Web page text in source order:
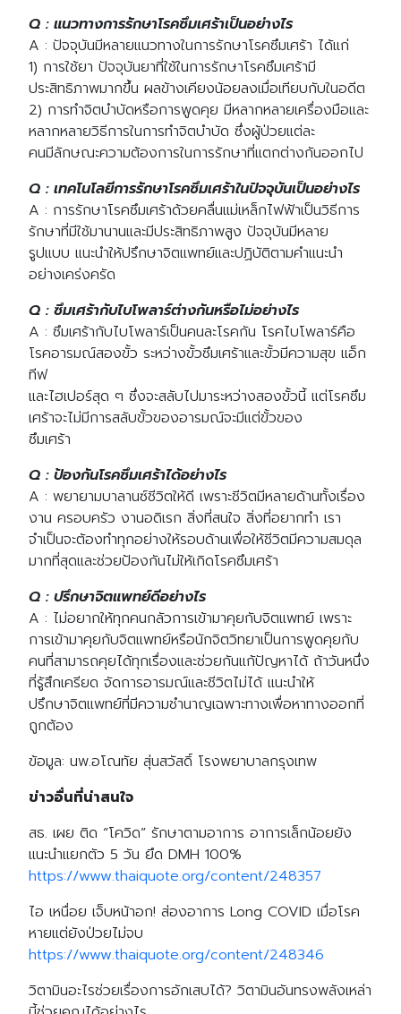
Q : แนวทางการรักษาโรคซึมเศร้าเป็นอย่างไร
A : ปัจจุบันมีหลายแนวทางในการรักษาโรคซึมเศร้า ได้แก่
1) การใช้ยา ปัจจุบันยาที่ใช้ในการรักษาโรคซึมเศร้ามี
ประสิทธิภาพมากขึ้น ผลข้างเคียงน้อยลงเมื่อเทียบกับในอดีต
2) การทำจิตบำบัดหรือการพูดคุย มีหลากหลายเครื่องมือและ
หลากหลายวิธีการในการทำจิตบำบัด ซึ่งผู้ป่วยแต่ละ
คนมีลักษณะความต้องการในการรักษาที่แตกต่างกันออกไป
Q : เทคโนโลยีการรักษาโรคซึมเศร้าในปัจจุบันเป็นอย่างไร
A : การรักษาโรคซึมเศร้าด้วยคลื่นแม่เหล็กไฟฟ้าเป็นวิธีการ
รักษาที่มีใช้มานานและมีประสิทธิภาพสูง ปัจจุบันมีหลาย
รูปแบบ แนะนำให้ปรึกษาจิตแพทย์และปฏิบัติตามคำแนะนำ
อย่างเคร่งครัด
Q : ซึมเศร้ากับไบโพลาร์ต่างกันหรือไม่อย่างไร
A : ซึมเศร้ากับไบโพลาร์เป็นคนละโรคกัน โรคไบโพลาร์คือ
โรคอารมณ์สองขั้ว ระหว่างขั้วซึมเศร้าและขั้วมีความสุข แอ็ก
ทีฟ
และไฮเปอร์สุด ๆ ซึ่งจะสลับไปมาระหว่างสองขั้วนี้ แต่โรคซึม
เศร้าจะไม่มีการสลับขั้วของอารมณ์จะมีแต่ขั้วของ
ซึมเศร้า
Q : ป้องกันโรคซึมเศร้าได้อย่างไร
A : พยายามบาลานซ์ชีวิตให้ดี เพราะชีวิตมีหลายด้านทั้งเรื่อง
งาน ครอบครัว งานอดิเรก สิ่งที่สนใจ สิ่งที่อยากทำ เรา
จำเป็นจะต้องทำทุกอย่างให้รอบด้านเพื่อให้ชีวิตมีความสมดุล
มากที่สุดและช่วยป้องกันไม่ให้เกิดโรคซึมเศร้า
Q : ปรึกษาจิตแพทย์ดีอย่างไร
A : ไม่อยากให้ทุกคนกลัวการเข้ามาคุยกับจิตแพทย์ เพราะ
การเข้ามาคุยกับจิตแพทย์หรือนักจิตวิทยาเป็นการพูดคุยกับ
คนที่สามารถคุยได้ทุกเรื่องและช่วยกันแก้ปัญหาได้ ถ้าวันหนึ่ง
ที่รู้สึกเครียด จัดการอารมณ์และชีวิตไม่ได้ แนะนำให้
ปรึกษาจิตแพทย์ที่มีความชำนาญเฉพาะทางเพื่อหาทางออกที่
ถูกต้อง
ข้อมูล: นพ.อโณทัย สุ่นสวัสดิ์ โรงพยาบาลกรุงเทพ
ข่าวอื่นที่น่าสนใจ
สธ. เผย ติด “โควิด” รักษาตามอาการ อาการเล็กน้อยยัง
แนะนำแยกตัว 5 วัน ยึด DMH 100%
https://www.thaiquote.org/content/248357
ไอ เหนื่อย เจ็บหน้าอก! ส่องอาการ Long COVID เมื่อโรค
หายแต่ยังป่วยไม่จบ
https://www.thaiquote.org/content/248346
วิตามินอะไรช่วยเรื่องการอักเสบได้? วิตามินอันทรงพลังเหล่า